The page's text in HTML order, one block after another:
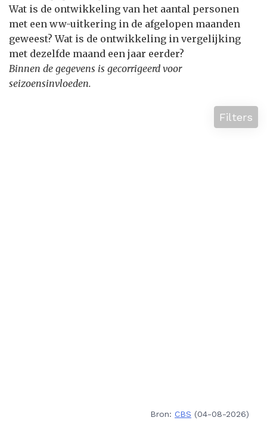
Wat is de ontwikkeling van het aantal personen
met een ww-uitkering in de afgelopen maanden
geweest? Wat is de ontwikkeling in vergelijking
met dezelfde maand een jaar eerder?
Binnen de gegevens is gecorrigeerd voor
seizoensinvloeden.
Filters
Bron: CBS (04-08-2026)